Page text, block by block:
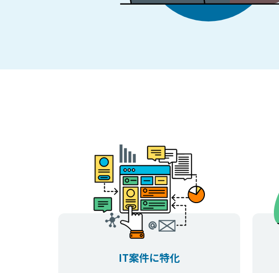
IT案件に特化